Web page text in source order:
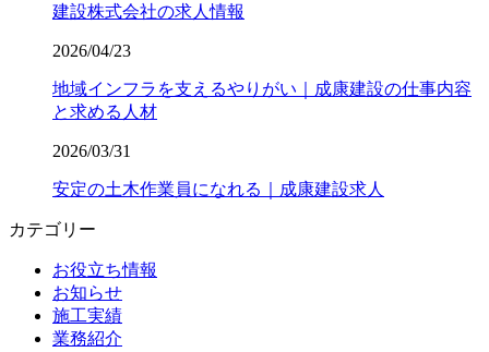
建設株式会社の求人情報
2026/04/23
地域インフラを支えるやりがい｜成康建設の仕事内容
と求める人材
2026/03/31
安定の土木作業員になれる｜成康建設求人
カテゴリー
お役立ち情報
お知らせ
施工実績
業務紹介